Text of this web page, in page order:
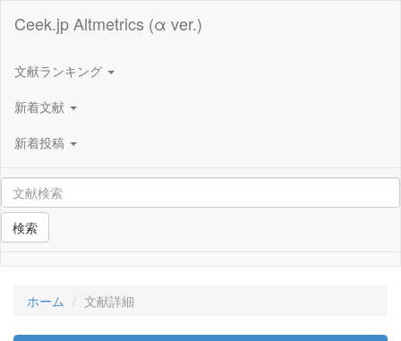
Ceek.jp Altmetrics (α ver.)
文献ランキング
新着文献
新着投稿
検索
ホーム 文献詳細